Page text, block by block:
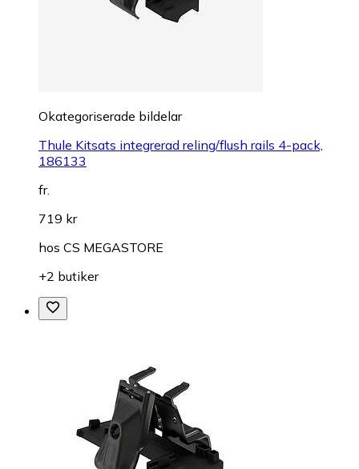
Okategoriserade bildelar
Thule Kitsats integrerad reling/flush rails 4-pack,
186133
fr.
719 kr
hos CS MEGASTORE
+2 butiker